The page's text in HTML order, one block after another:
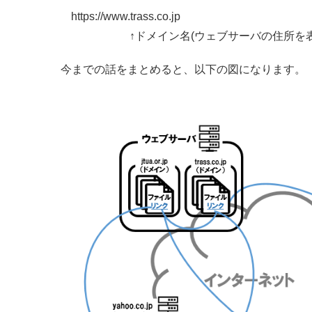
https://www.trass.co.jp
↑ドメイン名(ウェブサーバの住所を
今までの話をまとめると、以下の図になります。